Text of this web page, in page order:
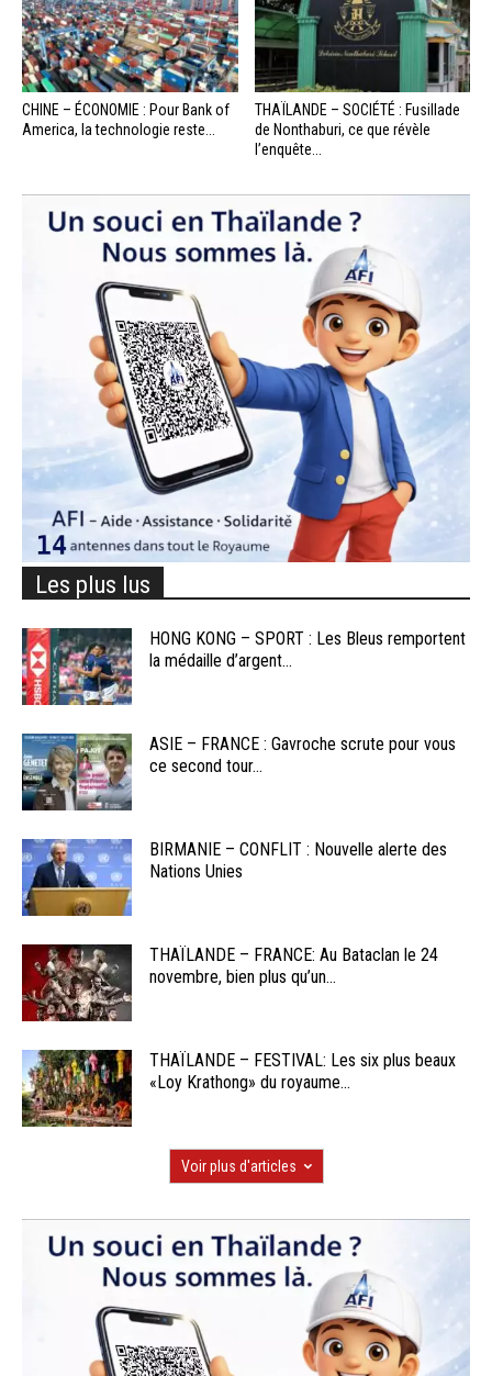
CHINE – ÉCONOMIE : Pour Bank of
America, la technologie reste...
THAÏLANDE – SOCIÉTÉ : Fusillade
de Nonthaburi, ce que révèle
l’enquête...
Les plus lus
HONG KONG – SPORT : Les Bleus remportent
la médaille d’argent...
ASIE – FRANCE : Gavroche scrute pour vous
ce second tour...
BIRMANIE – CONFLIT : Nouvelle alerte des
Nations Unies
THAÏLANDE – FRANCE: Au Bataclan le 24
novembre, bien plus qu’un...
THAÏLANDE – FESTIVAL: Les six plus beaux
«Loy Krathong» du royaume...
Voir plus d'articles